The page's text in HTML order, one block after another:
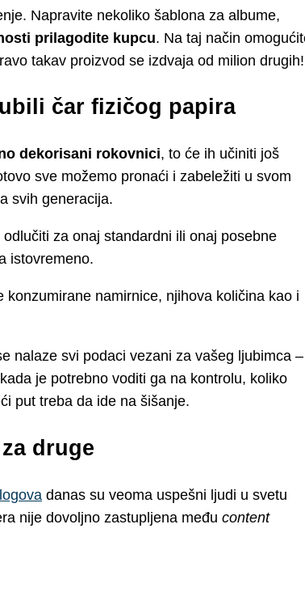
Napravite nekoliko šablona za albume,
prilagodite kupcu. Na taj način
takav proizvod se izdvaja od milion drugih!
čar fizičog papira
dekorisani rokovnici, to će ih učiniti još
sve možemo pronaći i zabeležiti u svom
svih generacija.
za onaj standardni ili onaj posebne
istovremeno.
konzumirane namirnice, njihova količina kao i
nalaze svi podaci vezani za vašeg ljubimca –
je potrebno voditi ga na kontrolu, koliko
put treba da ide na šišanje.
druge
danas su veoma uspešni ljudi u svetu
nije dovoljno zastupljena među content